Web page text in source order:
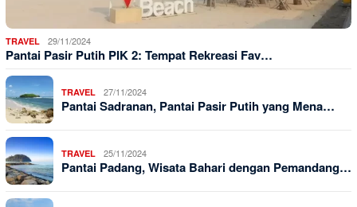
TRAVEL 29/11/2024
Pantai Pasir Putih PIK 2: Tempat Rekreasi Fav…
TRAVEL 27/11/2024
Pantai Sadranan, Pantai Pasir Putih yang Mena…
TRAVEL 25/11/2024
Pantai Padang, Wisata Bahari dengan Pemandang…